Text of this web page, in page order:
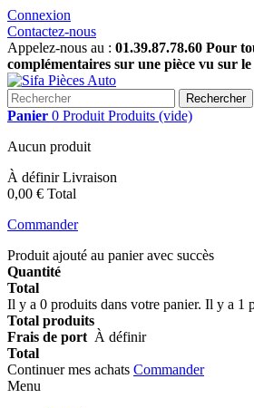
Connexion
Contactez-nous
Appelez-nous au : 01.39.87.78.60 Pour
complémentaires sur une pièce vu sur le
Rechercher
Panier 0 Produit Produits (vide)
Aucun produit
À définirLivraison
0,00 € Total
Commander
Produit ajouté au panier avec succès
Quantité
Total
Il y a 0 produits dans votre panier. Il y a 1
Total produits
Frais de port À définir
Total
Continuer mes achats Commander
Menu